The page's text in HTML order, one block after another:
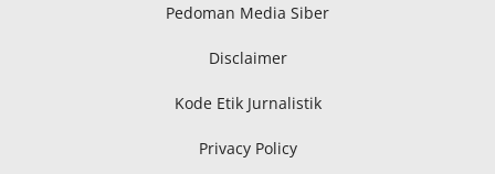
Pedoman Media Siber
Disclaimer
Kode Etik Jurnalistik
Privacy Policy